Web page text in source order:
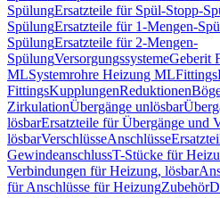
SpülungErsatzteile für Spül-Stopp-
SpülungErsatzteile für 1-Mengen-
SpülungErsatzteile für 2-Mengen-
SpülungVersorgungssystemeGeberit
MLSystemrohre Heizung MLFittings
FittingsKupplungenReduktionen
ZirkulationÜbergänge unlösbar
lösbarErsatzteile für Übergänge und
lösbarVerschlüsseAnschlüsse
GewindeanschlussT-Stücke für
Verbindungen für Heizung, lösbar
für Anschlüsse für HeizungZubehör